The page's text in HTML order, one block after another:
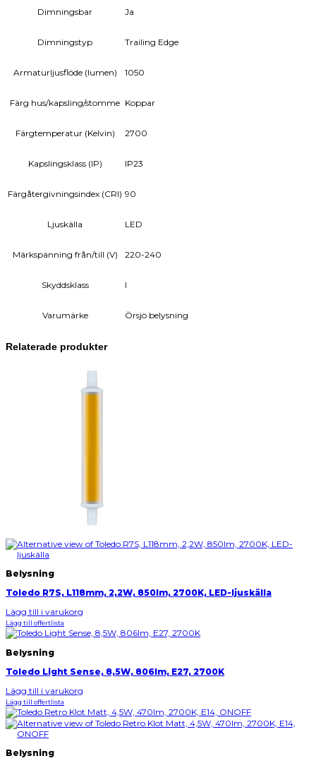
Dimningsbar Ja
Dimningstyp Trailing Edge
Armaturljusflöde (lumen) 1050
Färg hus/kapsling/stomme Koppar
Färgtemperatur (Kelvin) 2700
Kapslingsklass (IP) IP23
Färgåtergivningsindex (CRI) 90
Ljuskälla LED
Märkspänning från/till (V) 220-240
Skyddsklass I
Varumärke Örsjö belysning
Relaterade produkter
Belysning
Toledo R7S, L118mm, 2,2W, 850lm, 2700K, LED-ljuskälla
Lägg till i varukorg
Lägg till offertlista
Belysning
Toledo Light Sense, 8,5W, 806lm, E27, 2700K
Lägg till i varukorg
Lägg till offertlista
Belysning